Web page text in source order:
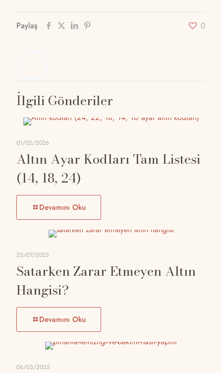
Paylaş 0
İlgili Gönderiler
01/02/2026
Altın Ayar Kodları Tam Listesi
(14, 18, 24)
Devamını Oku
25/07/2025
Satarken Zarar Etmeyen Altın
Hangisi?
Devamını Oku
06/03/2025